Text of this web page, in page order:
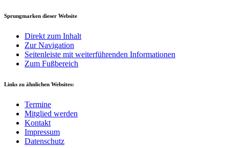
Sprungmarken dieser Website
Direkt zum Inhalt
Zur Navigation
Seitenleiste mit weiterführenden Informationen
Zum Fußbereich
Links zu ähnlichen Websites:
Termine
Mitglied werden
Kontakt
Impressum
Datenschutz